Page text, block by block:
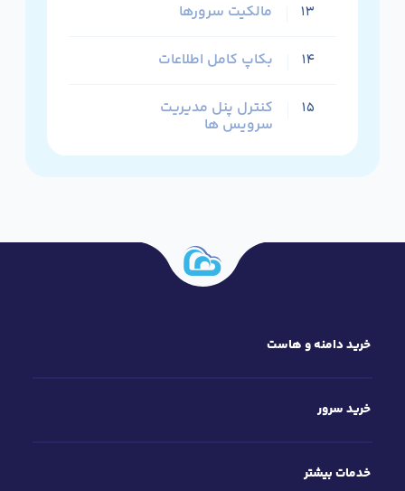
۱۳ مالکیت سرورها
۱۴ بکاپ کامل اطلاعات
۱۵ کنترل پنل مدیریت
سرویس ها
خرید دامنه و هاست
خرید سرور
خدمات بیشتر